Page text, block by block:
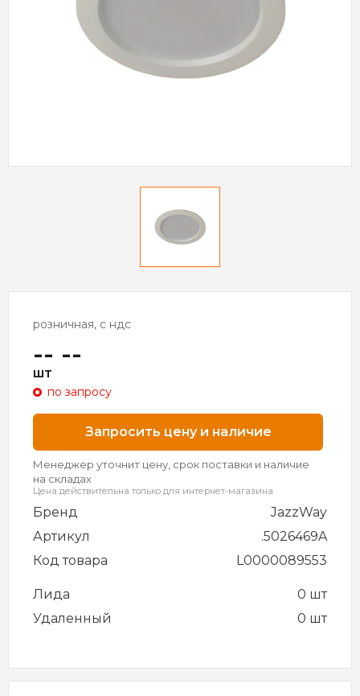
розничная, с ндс
-- --
шт
по запросу
Запросить цену и наличие
Менеджер уточнит цену, срок поставки и наличие
на складах
Цена действительна только для интернет-магазина
Бренд
JazzWay
Артикул
.5026469A
Код товара
L0000089553
Лида
0 шт
Удаленный
0 шт